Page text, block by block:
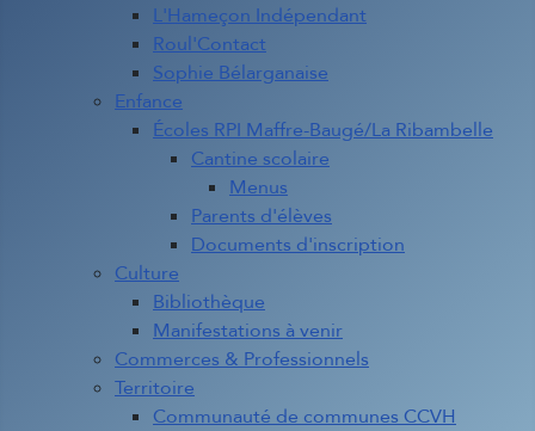
L'Hameçon Indépendant
Roul'Contact
Sophie Bélarganaise
Enfance
Écoles RPI Maffre-Baugé/La Ribambelle
Cantine scolaire
Menus
Parents d'élèves
Documents d'inscription
Culture
Bibliothèque
Manifestations à venir
Commerces & Professionnels
Territoire
Communauté de communes CCVH